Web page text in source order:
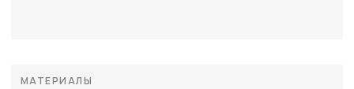
МАТЕРИАЛЫ